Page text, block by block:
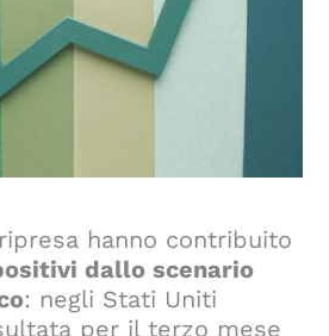
hanno contribuito
dallo scenario
: negli Stati Uniti
per il terzo mese